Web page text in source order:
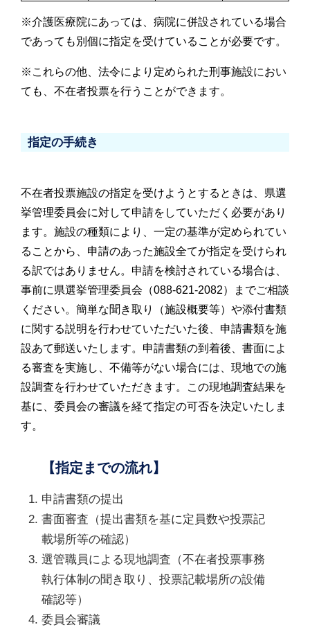
※介護医療院にあっては、病院に併設されている場合
であっても別個に指定を受けていることが必要です。
※これらの他、法令により定められた刑事施設におい
ても、不在者投票を行うことができます。
指定の手続き
不在者投票施設の指定を受けようとするときは、県選
挙管理委員会に対して申請をしていただく必要があり
ます。 施設の種類により、一定の基準が定められてい
ることから、申請のあった施設全てが指定を受けられ
る訳ではあり ません。 申請を検討されている場合は、
事前に県選挙管理委員会（088-621-2082）までご相談
ください。簡単な聞き取り（施設概要等）や添付書類
に関する説明を行わせていただいた後、申請書類を施
設あて郵送いたします。申請書類の到着後、書面によ
る審査を実施し、不備等がない場合には、現地での施
設調査を行わせていただきます。この現地調査結果を
基に、委員会の審議を経て指定の可否を決定いたしま
す。
【指定までの流れ】
申請書類の提出
書面審査（提出書類を基に定員数や投票記
載場所等の確認）
選管職員による現地調査（不在者投票事務
執行体制の聞き取り、投票記載場所の設備
確認等）
委員会審議